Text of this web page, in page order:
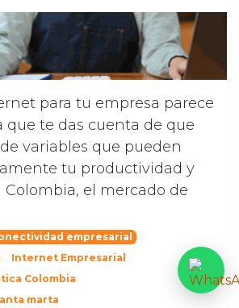
para tu empresa parece
que te das cuenta de que
variables que pueden
tu productividad y
Colombia, el mercado de
empresarial
Internet Empresarial
Colombia
marta